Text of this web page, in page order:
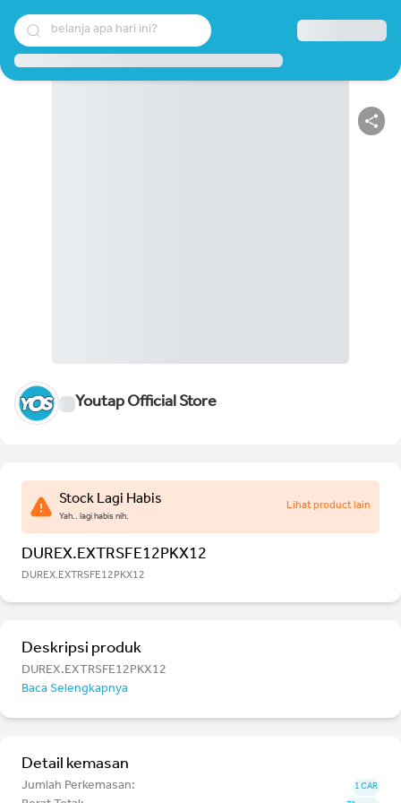
belanja apa hari ini?
Youtap Official Store
Stock Lagi Habis
Yah.. lagi habis nih.
Lihat product lain
DUREX.EXTRSFE12PKX12
DUREX.EXTRSFE12PKX12
Deskripsi produk
DUREX.EXTRSFE12PKX12
Baca Selengkapnya
Detail kemasan
Jumlah Perkemasan: 1 CAR